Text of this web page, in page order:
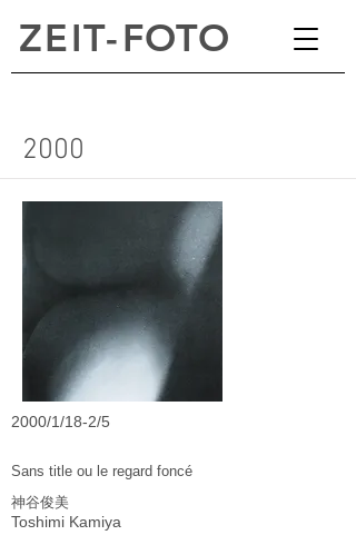
ZEIT-FOTO
2000
2000/1/18-2/5
Sans title ou le regard foncé
神谷俊美
Toshimi Kamiya